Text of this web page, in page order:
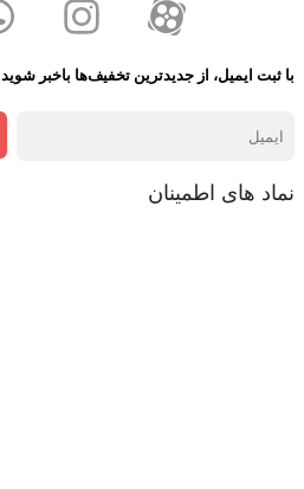
با ثبت ایمیل، از جدید‌ترین تخفیف‌ها با‌خبر شوید
نماد های اطمینان